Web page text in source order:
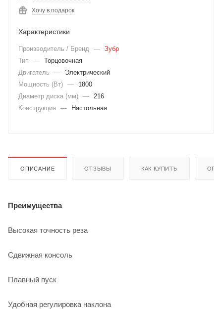
Хочу в подарок
Характеристики
Производитель / Бренд — Зубр
Тип
— Торцовочная
Двигатель
—
Электрический
Мощность (Вт) —
1800
Диаметр диска (мм) — 216
Конструкция
— Настольная
ОПИСАНИЕ ОТЗЫВЫ КАК КУПИТЬ
Преимущества
Высокая точность реза
Сдвижная консоль
Плавный пуск
Удобная регулировка наклона